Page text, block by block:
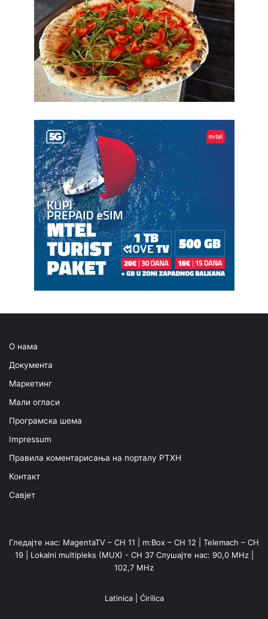
О нама
Документа
Маркетинг
Мали огласи
Програмска шема
Impressum
Правила коментарисања на порталу РТХН
Контакт
Савјет
Гледајте нас: MagentaTV – CH 11 | m:Box – CH 12 | Telemach – CH
19 | Lokalni multipleks (MUX) - CH 37 Слушајте нас: 90,0 MHz |
102,7 MHz
Latinica| Ćirilica